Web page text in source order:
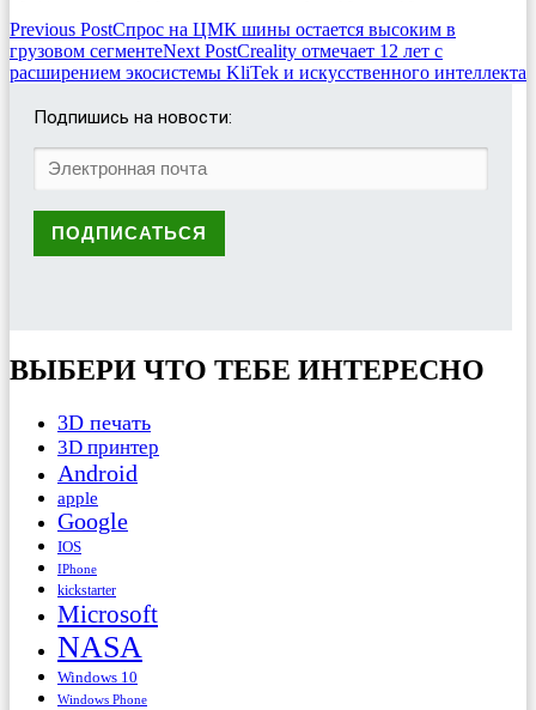
Post
navigation
Previous PostСпрос на ЦМК шины остается высоким в
грузовом сегментеNext PostCreality отмечает 12 лет с
расширением экосистемы KliTek и искусственного интеллекта
Подпишись на новости:
ВЫБЕРИ ЧТО ТЕБЕ ИНТЕРЕСНО
3D печать
3D принтер
Android
apple
Google
IOS
IPhone
kickstarter
Microsoft
NASA
Windows 10
Windows Phone